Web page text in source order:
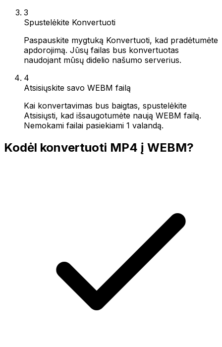
3
Spustelėkite Konvertuoti
Paspauskite mygtuką Konvertuoti, kad pradėtumėte
apdorojimą. Jūsų failas bus konvertuotas
naudojant mūsų didelio našumo serverius.
4
Atsisiųskite savo WEBM failą
Kai konvertavimas bus baigtas, spustelėkite
Atsisiųsti, kad išsaugotumėte naują WEBM failą.
Nemokami failai pasiekiami 1 valandą.
Kodėl konvertuoti MP4 į WEBM?